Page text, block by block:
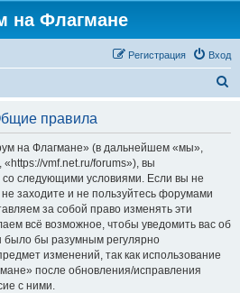
на Флагмане
Вход
Регистрация
правила
на Флагмане» (в дальнейшем «мы»,
vmf.net.ru/forums»), вы
со следующими условиями. Если вы не
заходите и не пользуйтесь форумами
за собой право изменять эти
всё возможное, чтобы уведомить вас об
было бы разумным регулярно
изменений, так как использование
после обновления/исправления
с ними.